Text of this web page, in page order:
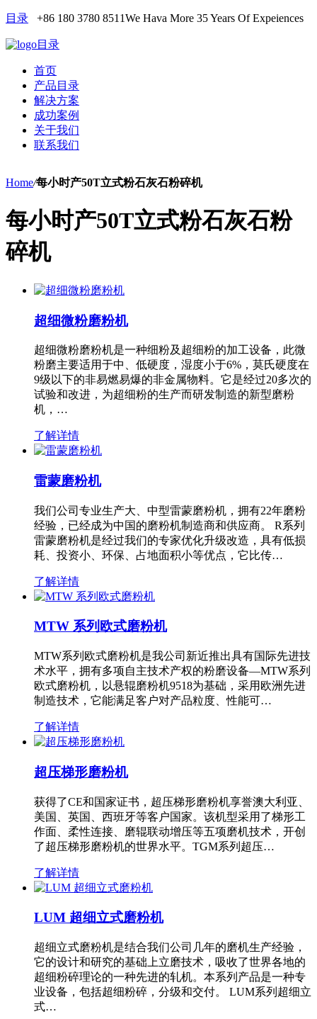
目录 +86 180 3780 8511We Hava More 35 Years Of Expeiences
目录
首页
产品目录
解决方案
成功案例
关于我们
联系我们
Home/每小时产50T立式粉石灰石粉碎机
每小时产50T立式粉石灰石粉
碎机
超细微粉磨粉机
超细微粉磨粉机是一种细粉及超细粉的加工设备，此微
粉磨主要适用于中、低硬度，湿度小于6%，莫氏硬度在
9级以下的非易燃易爆的非金属物料。它是经过20多次的
试验和改进，为超细粉的生产而研发制造的新型磨粉
机，…
了解详情
雷蒙磨粉机
我们公司专业生产大、中型雷蒙磨粉机，拥有22年磨粉
经验，已经成为中国的磨粉机制造商和供应商。 R系列
雷蒙磨粉机是经过我们的专家优化升级改造，具有低损
耗、投资小、环保、占地面积小等优点，它比传…
了解详情
MTW 系列欧式磨粉机
MTW系列欧式磨粉机是我公司新近推出具有国际先进技
术水平，拥有多项自主技术产权的粉磨设备—MTW系列
欧式磨粉机，以悬辊磨粉机9518为基础，采用欧洲先进
制造技术，它能满足客户对产品粒度、性能可…
了解详情
超压梯形磨粉机
获得了CE和国家证书，超压梯形磨粉机享誉澳大利亚、
美国、英国、西班牙等客户国家。该机型采用了梯形工
作面、柔性连接、磨辊联动增压等五项磨机技术，开创
了超压梯形磨粉机的世界水平。TGM系列超压…
了解详情
LUM 超细立式磨粉机
超细立式磨粉机是结合我们公司几年的磨机生产经验，
它的设计和研究的基础上立磨技术，吸收了世界各地的
超细粉碎理论的一种先进的轧机。本系列产品是一种专
业设备，包括超细粉碎，分级和交付。 LUM系列超细立
式…